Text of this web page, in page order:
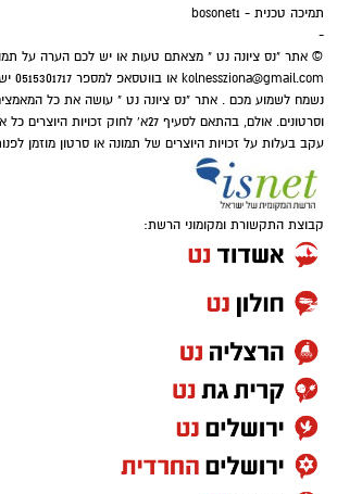
תמיכה טכנית - bosonet1
-
© אתר "נס ציונה נט " מצאתם טעות או יש לכם הערה על
kolnessziona@gmail.com
או
נשמח לשמוע מכם . אתר "נס ציונה נט " עושה את כל
וסרטונים. אולם, בהתאם לסעיף 27א' לחוק
עקב בעלות על זכויות היוצרים של תמונה או סרטון מוזמן
קבוצת התקשורת ומקומוני הרשת: